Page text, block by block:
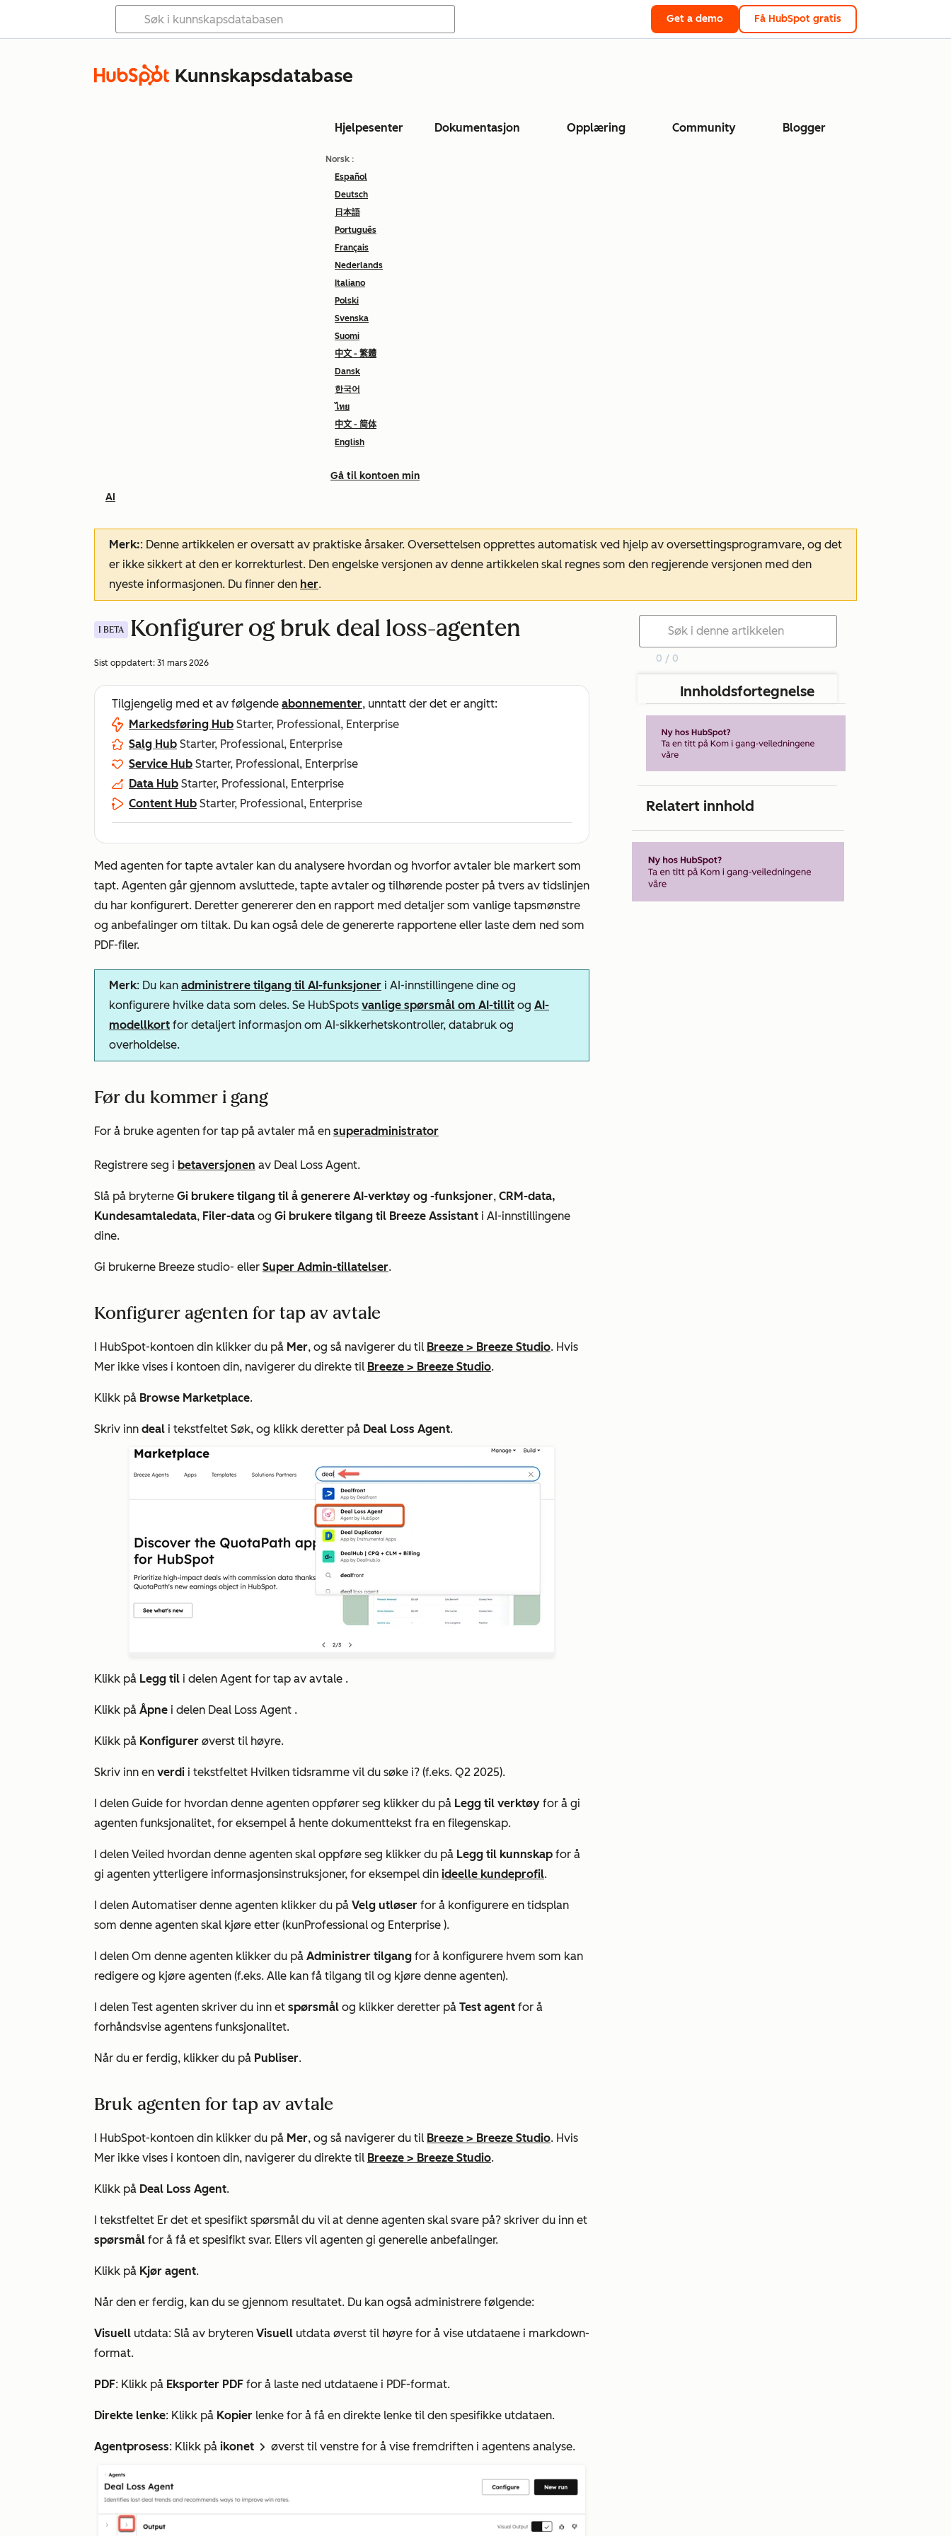
Get a demo Få HubSpot gratis
Kunnskapsdatabase
Hjelpesenter Dokumentasjon Opplæring Community Blogger
Norsk :
Español
Deutsch
日本語
Português
Français
Nederlands
Italiano
Polski
Svenska
Suomi
中文 - 繁體
Dansk
한국어
ไทย
中文 - 简体
English
Gå til kontoen min
AI
Merk:: Denne artikkelen er oversatt av praktiske årsaker. Oversettelsen opprettes automatisk ved hjelp av oversettingsprogramvare, og det
er ikke sikkert at den er korrekturlest. Den engelske versjonen av denne artikkelen skal regnes som den regjerende versjonen med den
nyeste informasjonen. Du finner den her.
I BETA Konfigurer og bruk deal loss-agenten
Sist oppdatert: 31 mars 2026
Tilgjengelig med et av følgende abonnementer, unntatt der det er angitt:
Markedsføring Hub Starter, Professional, Enterprise
Salg Hub Starter, Professional, Enterprise
Service Hub Starter, Professional, Enterprise
Data Hub Starter, Professional, Enterprise
Content Hub Starter, Professional, Enterprise
Med agenten for tapte avtaler kan du analysere hvordan og hvorfor avtaler ble markert som
tapt. Agenten går gjennom avsluttede, tapte avtaler og tilhørende poster på tvers av tidslinjen
du har konfigurert. Deretter genererer den en rapport med detaljer som vanlige tapsmønstre
og anbefalinger om tiltak. Du kan også dele de genererte rapportene eller laste dem ned som
PDF-filer.
Merk: Du kan administrere tilgang til AI-funksjoner i AI-innstillingene dine og
konfigurere hvilke data som deles. Se HubSpots vanlige spørsmål om AI-tillit og AI-
modellkort for detaljert informasjon om AI-sikkerhetskontroller, databruk og
overholdelse.
Før du kommer i gang
For å bruke agenten for tap på avtaler må en superadministrator
Registrere seg i betaversjonen av Deal Loss Agent.
Slå på bryterne Gi brukere tilgang til å generere AI-verktøy og -funksjoner, CRM-data,
Kundesamtaledata, Filer-data og Gi brukere tilgang til Breeze Assistant i AI-innstillingene
dine.
Gi brukerne Breeze studio- eller Super Admin-tillatelser.
Konfigurer agenten for tap av avtale
I HubSpot-kontoen din klikker du på Mer, og så navigerer du til Breeze > Breeze Studio. Hvis
Mer ikke vises i kontoen din, navigerer du direkte til Breeze > Breeze Studio.
Klikk på Browse Marketplace.
Skriv inn deal i tekstfeltet Søk, og klikk deretter på Deal Loss Agent.
Klikk på Legg til i delen Agent for tap av avtale .
Klikk på Åpne i delen Deal Loss Agent .
Klikk på Konfigurer øverst til høyre.
Skriv inn en verdi i tekstfeltet Hvilken tidsramme vil du søke i? (f.eks. Q2 2025).
I delen Guide for hvordan denne agenten oppfører seg klikker du på Legg til verktøy for å gi
agenten funksjonalitet, for eksempel å hente dokumenttekst fra en filegenskap.
I delen Veiled hvordan denne agenten skal oppføre seg klikker du på Legg til kunnskap for å
gi agenten ytterligere informasjonsinstruksjoner, for eksempel din ideelle kundeprofil.
I delen Automatiser denne agenten klikker du på Velg utløser for å konfigurere en tidsplan
som denne agenten skal kjøre etter (kunProfessional og Enterprise ).
I delen Om denne agenten klikker du på Administrer tilgang for å konfigurere hvem som kan
redigere og kjøre agenten (f.eks. Alle kan få tilgang til og kjøre denne agenten).
I delen Test agenten skriver du inn et spørsmål og klikker deretter på Test agent for å
forhåndsvise agentens funksjonalitet.
Når du er ferdig, klikker du på Publiser.
Bruk agenten for tap av avtale
I HubSpot-kontoen din klikker du på Mer, og så navigerer du til Breeze > Breeze Studio. Hvis
Mer ikke vises i kontoen din, navigerer du direkte til Breeze > Breeze Studio.
Klikk på Deal Loss Agent.
I tekstfeltet Er det et spesifikt spørsmål du vil at denne agenten skal svare på? skriver du inn et
spørsmål for å få et spesifikt svar. Ellers vil agenten gi generelle anbefalinger.
Klikk på Kjør agent.
Når den er ferdig, kan du se gjennom resultatet. Du kan også administrere følgende:
Visuell utdata: Slå av bryteren Visuell utdata øverst til høyre for å vise utdataene i markdown-
format.
PDF: Klikk på Eksporter PDF for å laste ned utdataene i PDF-format.
Direkte lenke: Klikk på Kopier lenke for å få en direkte lenke til den spesifikke utdataen.
Agentprosess: Klikk på ikonet rightIcon øverst til venstre for å vise fremdriften i agentens analyse.
0 / 0
Innholdsfortegnelse
Relatert innhold